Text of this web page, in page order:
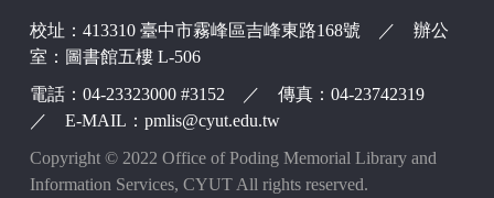
校址：413310 臺中市霧峰區吉峰東路168號 ／ 辦公
室：圖書館五樓 L-506
電話：04-23323000 #3152 ／ 傳真：04-23742319
／ E-MAIL：pmlis@cyut.edu.tw
Copyright © 2022 Office of Poding Memorial Library and
Information Services, CYUT All rights reserved.